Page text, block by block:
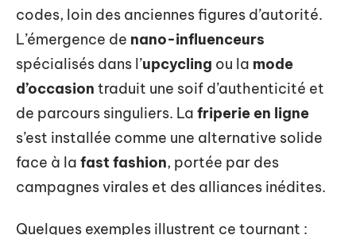
codes, loin des anciennes figures d’autorité.
L’émergence de nano-influenceurs
spécialisés dans l’upcycling ou la mode
d’occasion traduit une soif d’authenticité et
de parcours singuliers. La friperie en ligne
s’est installée comme une alternative solide
face à la fast fashion, portée par des
campagnes virales et des alliances inédites.
Quelques exemples illustrent ce tournant :